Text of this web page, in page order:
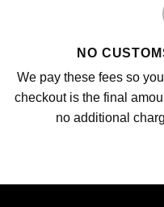
NO
We pay these fees so
checkout is the final
no additional